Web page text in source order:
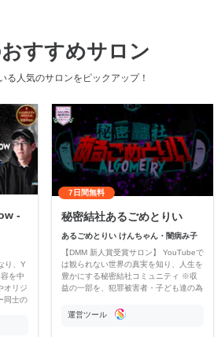
すすめサロン
る人気のサロンをピックアップ！
-
り、Y
を中
オリジ
同士の
7日間無料
秘密結社あるごめとりい
あるごめとりい けんちゃん・闇病み子
【DMM 新人賞受賞サロン】 YouTubeで
は観られない世界の真実を知り、人生を
豊かにする秘密結社コミュニティ ※収
益の一部を、犯罪被害者・子ども達の為
す運営ツール